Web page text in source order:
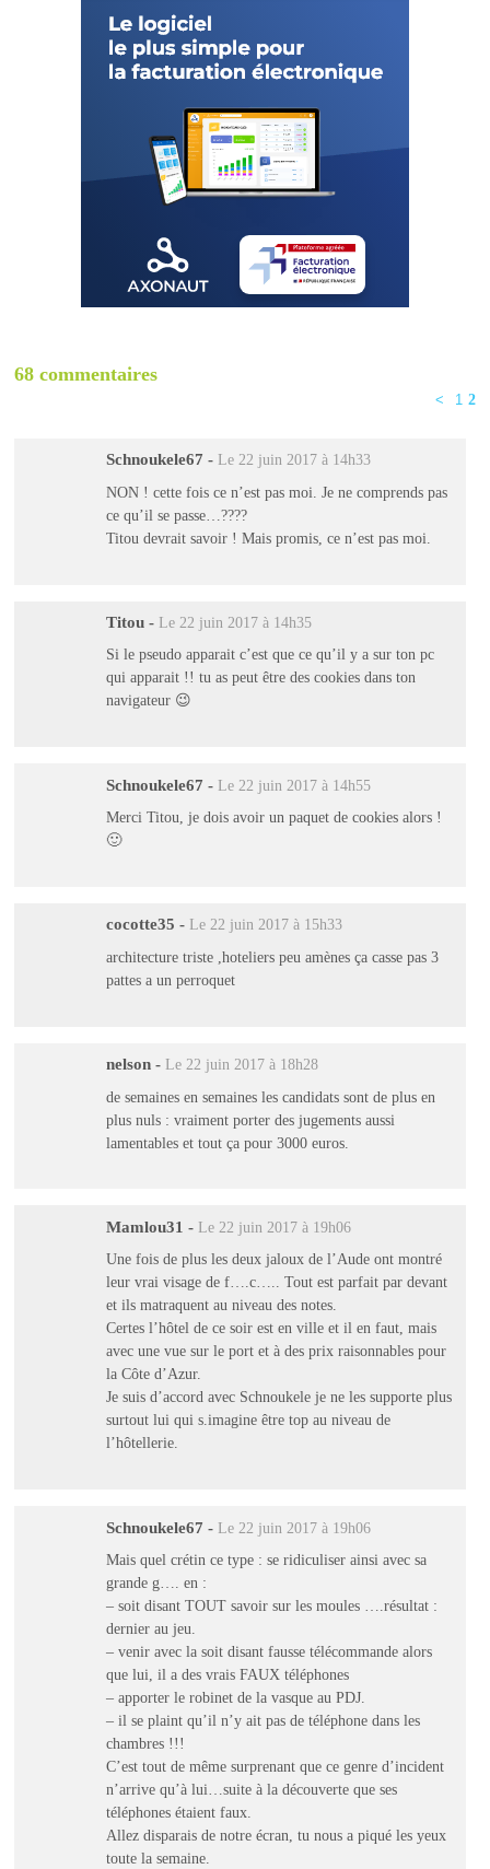
68 commentaires
< 1 2
Schnoukele67 - Le 22 juin 2017 à 14h33
NON ! cette fois ce n’est pas moi. Je ne comprends pas
ce qu’il se passe…????
Titou devrait savoir ! Mais promis, ce n’est pas moi.
Titou - Le 22 juin 2017 à 14h35
Si le pseudo apparait c’est que ce qu’il y a sur ton pc
qui apparait !! tu as peut être des cookies dans ton
navigateur 😉
Schnoukele67 - Le 22 juin 2017 à 14h55
Merci Titou, je dois avoir un paquet de cookies alors !
🙂
cocotte35 - Le 22 juin 2017 à 15h33
architecture triste ,hoteliers peu amènes ça casse pas 3
pattes a un perroquet
nelson - Le 22 juin 2017 à 18h28
de semaines en semaines les candidats sont de plus en
plus nuls : vraiment porter des jugements aussi
lamentables et tout ça pour 3000 euros.
Mamlou31 - Le 22 juin 2017 à 19h06
Une fois de plus les deux jaloux de l’Aude ont montré
leur vrai visage de f….c….. Tout est parfait par devant
et ils matraquent au niveau des notes.
Certes l’hôtel de ce soir est en ville et il en faut, mais
avec une vue sur le port et à des prix raisonnables pour
la Côte d’Azur.
Je suis d’accord avec Schnoukele je ne les supporte plus
surtout lui qui s.imagine être top au niveau de
l’hôtellerie.
Schnoukele67 - Le 22 juin 2017 à 19h06
Mais quel crétin ce type : se ridiculiser ainsi avec sa
grande g…. en :
– soit disant TOUT savoir sur les moules ….résultat :
dernier au jeu.
– venir avec la soit disant fausse télécommande alors
que lui, il a des vrais FAUX téléphones
– apporter le robinet de la vasque au PDJ.
– il se plaint qu’il n’y ait pas de téléphone dans les
chambres !!!
C’est tout de même surprenant que ce genre d’incident
n’arrive qu’à lui…suite à la découverte que ses
téléphones étaient faux.
Allez disparais de notre écran, tu nous a piqué les yeux
toute la semaine.